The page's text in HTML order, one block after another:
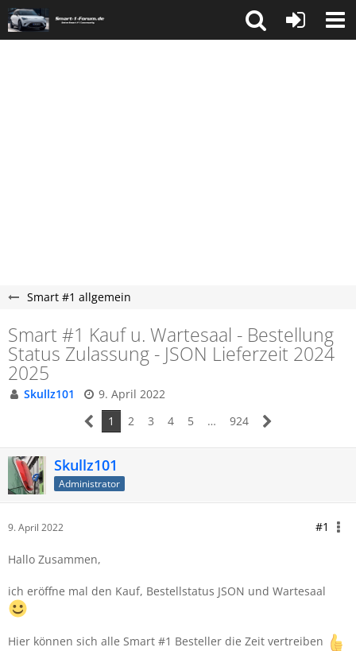
Smart #1 allgemein
Smart #1 Kauf u. Wartesaal - Bestellung
Status Zulassung - JSON Lieferzeit 2024
2025
Skullz101
9. April 2022
1
2 3 4 5 … 924
Skullz101
Administrator
9. April 2022 #1
Hallo Zusammen,
ich eröffne mal den Kauf, Bestellstatus JSON und Wartesaal
Hier können sich alle Smart #1 Besteller die Zeit vertreiben